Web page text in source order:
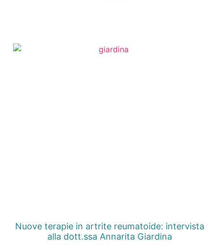
Nuove terapie in artrite reumatoide: intervista
alla dott.ssa Annarita Giardina